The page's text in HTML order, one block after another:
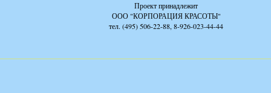
Проект принадлежит
ООО "КОРПОРАЦИЯ КРАСОТЫ"
тел. (495) 506-22-88, 8-926-023-44-44